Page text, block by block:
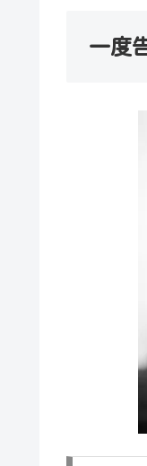
一度